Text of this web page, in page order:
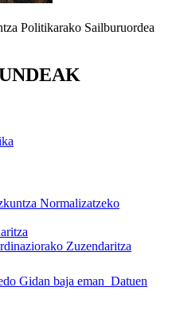
Politikarako Sailburuordea
Normalizatzeko
Zuzendaritza
Gidan baja eman Datuen